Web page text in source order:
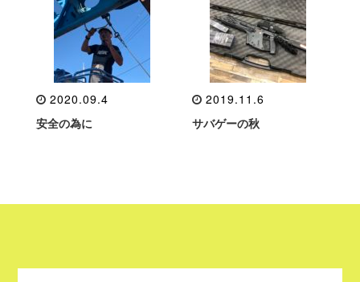
2020.09.4
安全の為に
2019.11.6
サバゲーの秋